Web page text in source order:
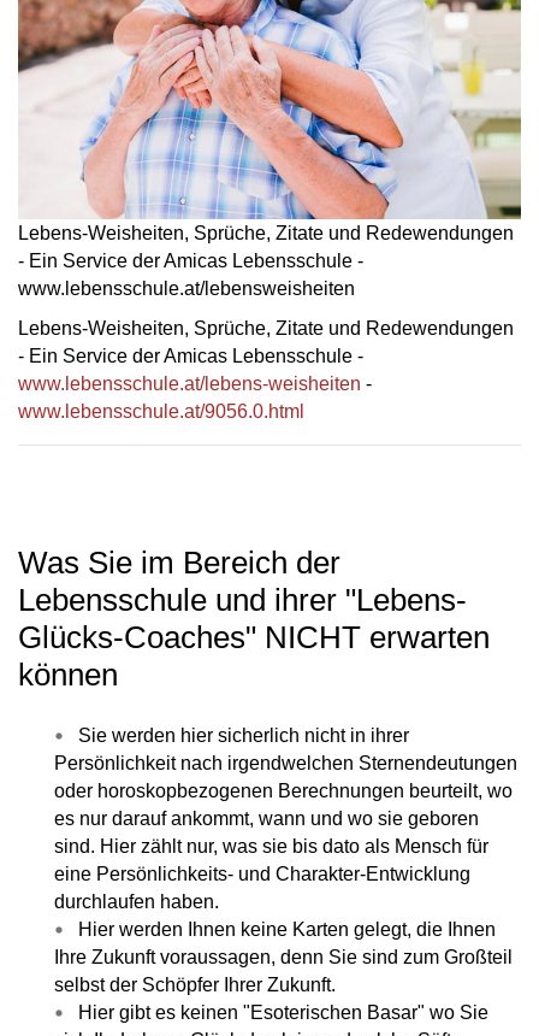
Lebens-Weisheiten, Sprüche, Zitate und Redewendungen
- Ein Service der Amicas Lebensschule -
www.lebensschule.at/lebensweisheiten
Lebens-Weisheiten, Sprüche, Zitate und Redewendungen
- Ein Service der Amicas Lebensschule -
www.lebensschule.at/lebens-weisheiten -
www.lebensschule.at/9056.0.html
Was Sie im Bereich der
Lebensschule und ihrer "Lebens-
Glücks-Coaches" NICHT erwarten
können
Sie werden hier sicherlich nicht in ihrer
Persönlichkeit nach irgendwelchen Sternendeutungen
oder horoskopbezogenen Berechnungen beurteilt, wo
es nur darauf ankommt, wann und wo sie geboren
sind. Hier zählt nur, was sie bis dato als Mensch für
eine Persönlichkeits- und Charakter-Entwicklung
durchlaufen haben.
Hier werden Ihnen keine Karten gelegt, die Ihnen
Ihre Zukunft voraussagen, denn Sie sind zum Großteil
selbst der Schöpfer Ihrer Zukunft.
Hier gibt es keinen "Esoterischen Basar" wo Sie